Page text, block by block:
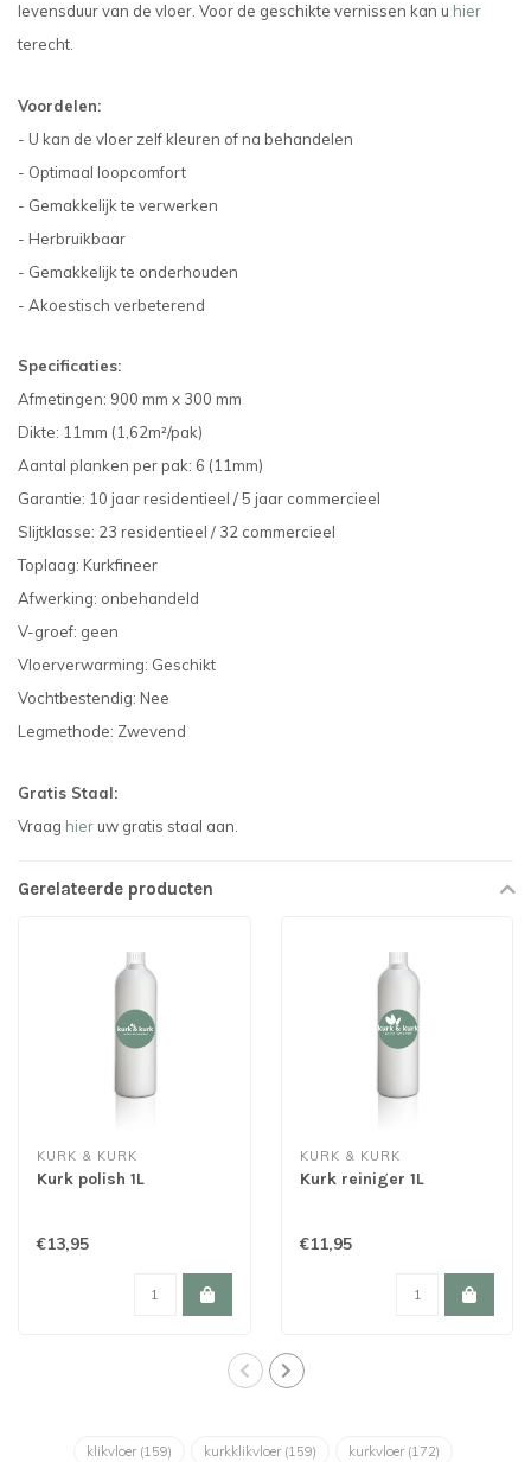
levensduur van de vloer. Voor de geschikte vernissen kan u hier
terecht.
Voordelen:
- U kan de vloer zelf kleuren of na behandelen
- Optimaal loopcomfort
- Gemakkelijk te verwerken
- Herbruikbaar
- Gemakkelijk te onderhouden
- Akoestisch verbeterend
Specificaties:
Afmetingen: 900 mm x 300 mm
Dikte: 11mm (1,62m²/pak)
Aantal planken per pak: 6 (11mm)
Garantie: 10 jaar residentieel / 5 jaar commercieel
Slijtklasse: 23 residentieel / 32 commercieel
Toplaag: Kurkfineer
Afwerking: onbehandeld
V-groef: geen
Vloerverwarming: Geschikt
Vochtbestendig: Nee
Legmethode: Zwevend
Gratis Staal:
Vraag hier uw gratis staal aan.
Gerelateerde producten
KURK & KURK
Kurk polish 1L
€13,95
KURK & KURK
Kurk reiniger 1L
€11,95
klikvloer (159) kurkklikvloer (159) kurkvloer (172)